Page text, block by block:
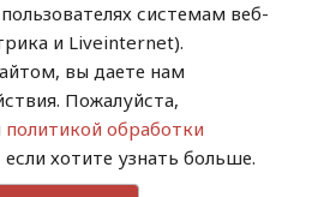
системам веб-
и Liveinternet).
вы даете нам
Пожалуйста,
политикой обработки
если хотите узнать больше.